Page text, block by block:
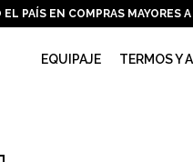
EQUIPAJE TERMOS Y
PAÍS EN COMPRAS MAYORES